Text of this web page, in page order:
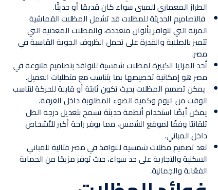
الطراز المعماري للمبنى سواء كان قديمًا أو حديثًا.
فالتصاميم الحديثة للمظلات قد تشمل المظلات القماشية
المرنة التي تتوافر بألوان متعددة، والمظلات المعدنية التي
تتميز بالصلابة والقدرة على تحمل الظروف الجوية القاسية في
مصر.
أحد المزايا الكبيرة لمظلات شمسية للنوافذ بتصاميم متنوعة في
مصر هو إمكانية تخصيصها بما يتناسب مع متطلبات العميل.
يمكن تصميم المظلات بحيث تكون ثابتة أو قابلة للحركة لتناسب
الوقت من اليوم وكمية الضوء المطلوبة داخل الغرفة.
يمكن أيضًا استخدام أنظمة حديثة تسمح بتعديل درجة الظل
تلقائيًا وفقًا لموقع الشمس، مما يوفر راحة أكبر للأشخاص
داخل المباني.
تعد تصميم مظلات شمسية للنوافذ في مصر مثالية للمباني
السكنية والتجارية على حد سواء، حيث توفر مزيجًا من الحماية
الفعّالة والجمالية.